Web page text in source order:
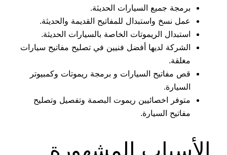
برمجة جميع السيارات الحديثة.
عمل نسخ واستبدال للمفاتيح القديمة والحديثة.
استبدال الريموتات الخاصة بالسيارات الحديثة.
الشركة لديها أفضل فنيين في تصليح مفاتيح سيارات
مغلقة.
قص مفاتيح السيارات و برمجة ريموتات وكمبيوتر
السيارة.
متوفر اخصائيين ريموت البصمة وتفصيل وتصليح
مفاتيح السيارة.
الأسباب المشهورة